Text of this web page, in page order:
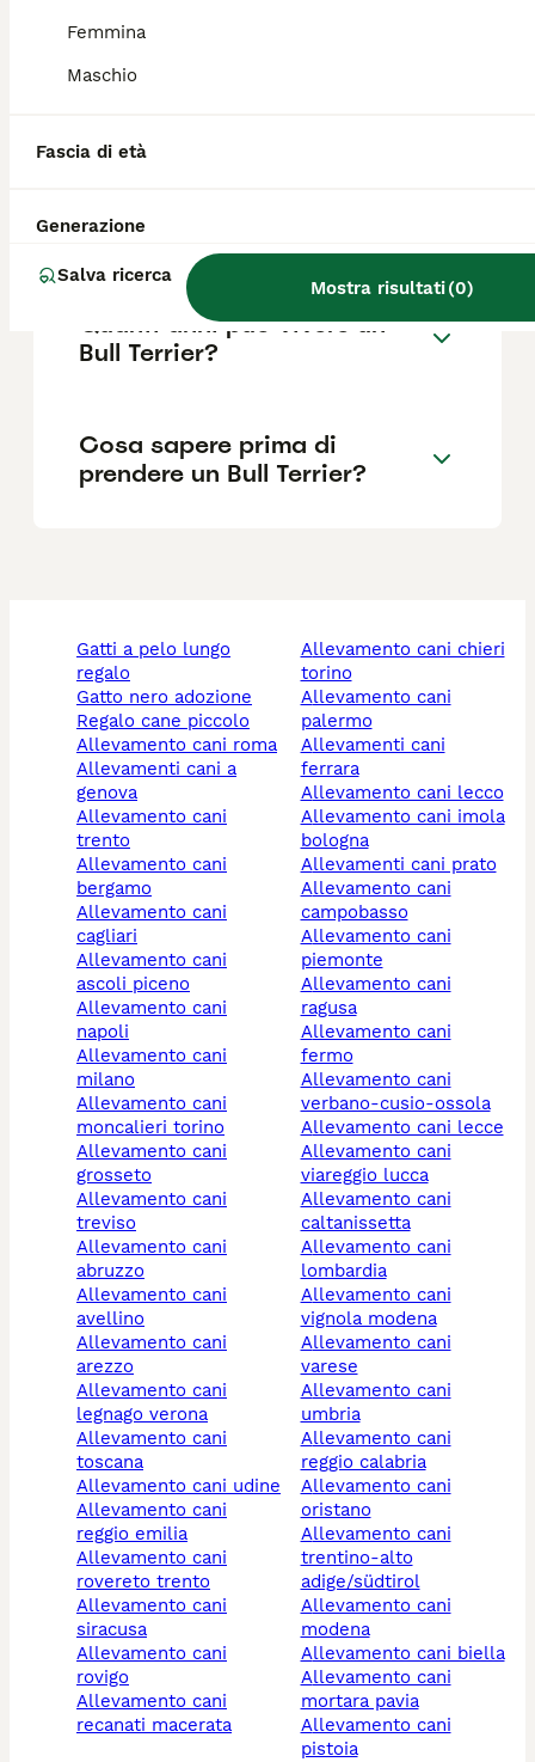
Femmina
Maschio
Fascia di età
Generazione
Salva ricerca
Mostra risultati(0)
Qual è il carattere del Bull
Terrier?
Quanti anni può vivere un
Bull Terrier?
Cosa sapere prima di
prendere un Bull Terrier?
gatti a pelo lungo
regalo
gatto nero adozione
regalo cane piccolo
allevamento cani roma
allevamenti cani a
genova
allevamento cani
trento
allevamento cani
bergamo
allevamento cani
cagliari
allevamento cani
ascoli piceno
allevamento cani
napoli
allevamento cani
milano
allevamento cani
moncalieri torino
allevamento cani
grosseto
allevamento cani
treviso
allevamento cani
abruzzo
allevamento cani
avellino
allevamento cani
arezzo
allevamento cani
legnago verona
allevamento cani
toscana
allevamento cani udine
allevamento cani
reggio emilia
allevamento cani
rovereto trento
allevamento cani
siracusa
allevamento cani
rovigo
allevamento cani
recanati macerata
allevamento cani chieri
torino
allevamento cani
palermo
allevamenti cani
ferrara
allevamento cani lecco
allevamento cani imola
bologna
allevamenti cani prato
allevamento cani
campobasso
allevamento cani
piemonte
allevamento cani
ragusa
allevamento cani
fermo
allevamento cani
verbano-cusio-ossola
allevamento cani lecce
allevamento cani
viareggio lucca
allevamento cani
caltanissetta
allevamento cani
lombardia
allevamento cani
vignola modena
allevamento cani
varese
allevamento cani
umbria
allevamento cani
reggio calabria
allevamento cani
oristano
allevamento cani
trentino-alto
adige/südtirol
allevamento cani
modena
allevamento cani biella
allevamento cani
mortara pavia
allevamento cani
pistoia